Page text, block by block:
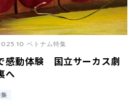
感動体験 国立サーカス劇
へ
ベトナム特集